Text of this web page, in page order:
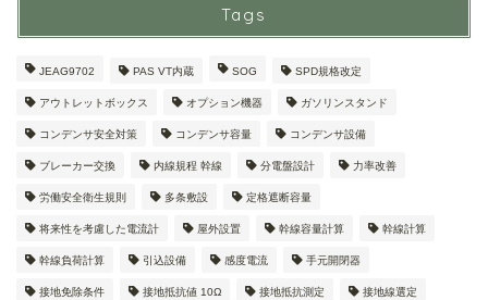
Tags
JEAG9702 PAS VT内蔵 SOG SPD規格改定
アウトレットボックス オプション機器 ガソリンスタンド
コンデンサ安全対策 コンデンサ容量 コンデンサ設備
ブレーカー交換 内線規程 幹線 分電盤設計 力率改善
労働安全衛生規則 多条敷設 定格遮断容量
将来性を考慮した電流計 屋外設置 幹線容量計算 幹線計算
幹線負荷計算 引込設備 感度電流 手元開閉器
接地免除条件 接地抵抗値 10Ω 接地抵抗測定 接地線選定